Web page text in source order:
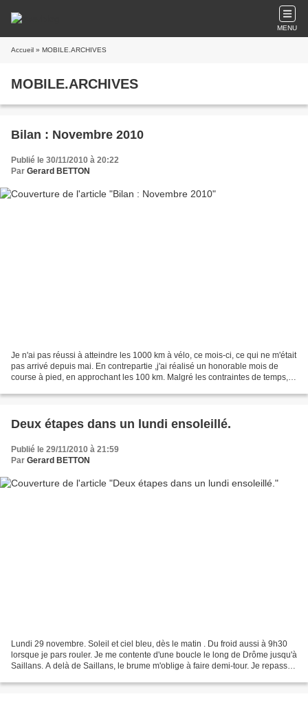
MENU
Accueil » MOBILE.ARCHIVES
MOBILE.ARCHIVES
Bilan : Novembre 2010
Publié le 30/11/2010 à 20:22
Par Gerard BETTON
Je n'ai pas réussi à atteindre les 1000 km à vélo, ce mois-ci, ce qui ne m'était
pas arrivé depuis mai. En contrepartie ,j'ai réalisé un honorable mois de
course à pied, en approchant les 100 km. Malgré les contraintes de temps, et
Deux étapes dans un lundi ensoleillé.
Publié le 29/11/2010 à 21:59
Par Gerard BETTON
Lundi 29 novembre. Soleil et ciel bleu, dès le matin . Du froid aussi à 9h30
lorsque je pars rouler. Je me contente d'une boucle le long de Drôme jusqu'à
Saillans. A delà de Saillans, le brume m'oblige à faire demi-tour. Je repasse